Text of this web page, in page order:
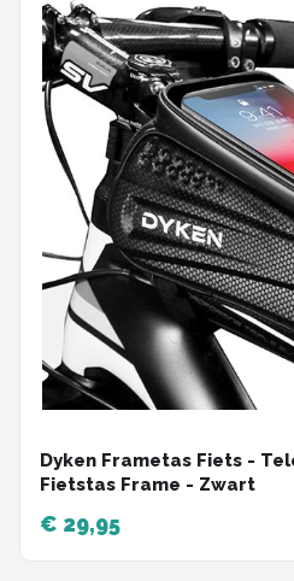
Dyken Frametas Fiets -
Fietstas Frame - Zwart
€ 29,95